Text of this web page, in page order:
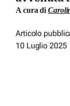
A cura di
Articolo
10 Luglio 2025